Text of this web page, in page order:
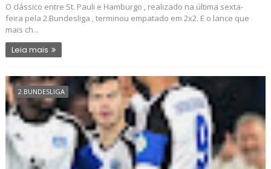
O clássico entre St. Pauli e Hamburgo , realizado na última sexta-
feira pela 2.Bundesliga , terminou empatado em 2x2. E o lance que
mais ch...
Leia mais
2.BUNDESLIGA